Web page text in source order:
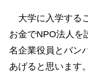
大学に入学する
お金でNPO法人を
名企業役員とバン
あげると思います。